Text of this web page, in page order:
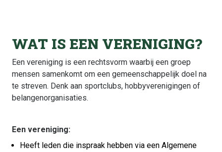
WAT IS EEN VERENIGING?
Een vereniging is een rechtsvorm waarbij een groep
mensen samenkomt om een gemeenschappelijk doel na
te streven. Denk aan sportclubs, hobbyverenigingen of
belangenorganisaties.
Een vereniging:
Heeft leden die inspraak hebben via een Algemene